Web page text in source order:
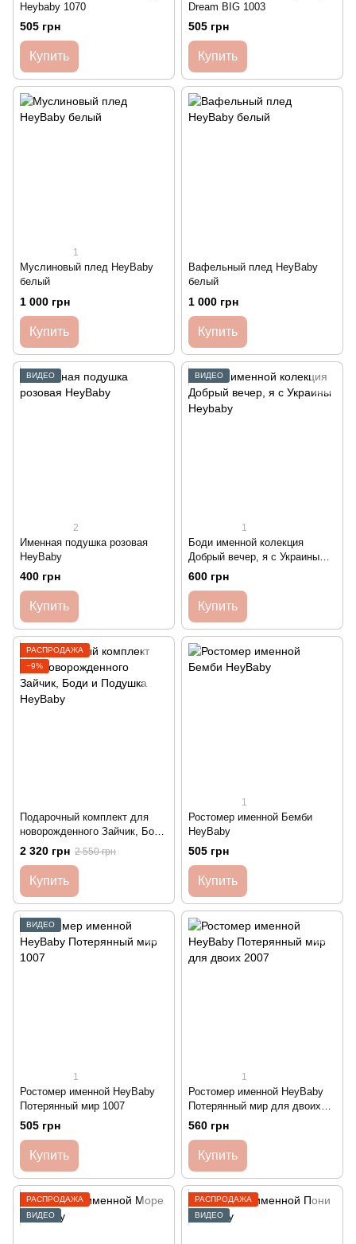
Heybaby 1070
505 грн
Купить
Dream BIG 1003
505 грн
Купить
1
Муслиновый плед HeyBaby
белый
1 000 грн
Купить
Вафельный плед HeyBaby
белый
1 000 грн
Купить
ВИДЕО
2
Именная подушка розовая
HeyBaby
400 грн
Купить
ВИДЕО
1
Боди именной колекция
Добрый вечер, я с Украины
Heybaby
600 грн
Купить
РАСПРОДАЖА
−9%
Подарочный комплект для
новорожденного Зайчик, Боди
и Подушка HeyBaby
2 320 грн 2 550 грн
Купить
1
Ростомер именной Бемби
HeyBaby
505 грн
Купить
ВИДЕО
1
Ростомер именной HeyBaby
Потерянный мир 1007
505 грн
Купить
1
Ростомер именной HeyBaby
Потерянный мир для двоих
2007
560 грн
Купить
РАСПРОДАЖА
ВИДЕО
РАСПРОДАЖА
ВИДЕО